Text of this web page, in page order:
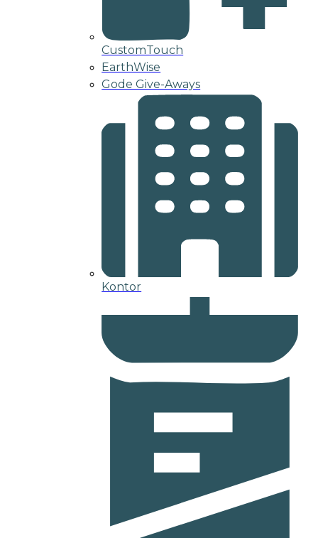
CustomTouch
EarthWise
Gode Give-Aways
Kontor